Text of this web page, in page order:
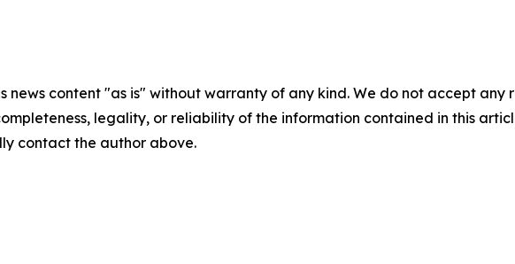
news content "as is" without warranty of any kind. We do not accept
legality, or reliability of the information contained in this
contact the author above.